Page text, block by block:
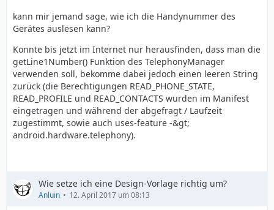
kann mir jemand sage, wie ich die Handynummer des
Gerätes auslesen kann?
Konnte bis jetzt im Internet nur herausfinden, dass man die
getLine1Number() Funktion des TelephonyManager
verwenden soll, bekomme dabei jedoch einen leeren String
zurück (die Berechtigungen READ_PHONE_STATE,
READ_PROFILE und READ_CONTACTS wurden im Manifest
eingetragen und während der abgefragt / Laufzeit
zugestimmt, sowie auch uses-feature -&gt;
android.hardware.telephony).
Wie setze ich eine Design-Vorlage richtig um?
Anluin 12. April 2017 um 08:13